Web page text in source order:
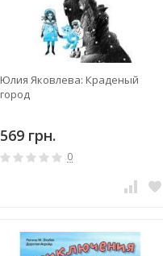
Юлия Яковлева: Краденый
город
569 грн.
0